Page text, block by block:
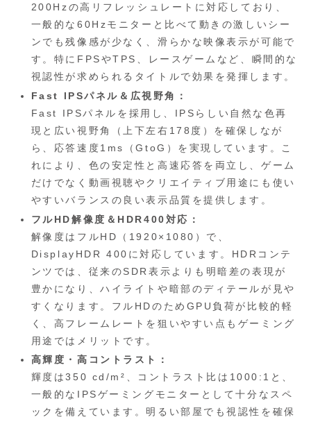
200Hzの高リフレッシュレートに対応しており、
一般的な60Hzモニターと比べて動きの激しいシー
ンでも残像感が少なく、滑らかな映像表示が可能で
す。特にFPSやTPS、レースゲームなど、瞬間的な
視認性が求められるタイトルで効果を発揮します。
Fast IPSパネル＆広視野角：
Fast IPSパネルを採用し、IPSらしい自然な色再
現と広い視野角（上下左右178度）を確保しなが
ら、応答速度1ms（GtoG）を実現しています。こ
れにより、色の安定性と高速応答を両立し、ゲーム
だけでなく動画視聴やクリエイティブ用途にも使い
やすいバランスの良い表示品質を提供します。
フルHD解像度＆HDR400対応：
解像度はフルHD（1920×1080）で、
DisplayHDR 400に対応しています。HDRコンテ
ンツでは、従来のSDR表示よりも明暗差の表現が
豊かになり、ハイライトや暗部のディテールが見や
すくなります。フルHDのためGPU負荷が比較的軽
く、高フレームレートを狙いやすい点もゲーミング
用途ではメリットです。
高輝度・高コントラスト：
輝度は350 cd/m²、コントラスト比は1000:1と、
一般的なIPSゲーミングモニターとして十分なスペ
ックを備えています。明るい部屋でも視認性を確保